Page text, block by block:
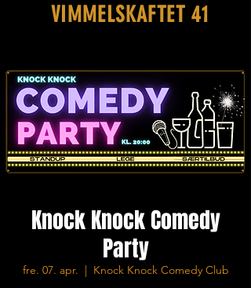
VIMMELSKAFTET 41
Knock Knock Comedy
Party
fre. 07. apr.
  |
Knock Knock Comedy Club